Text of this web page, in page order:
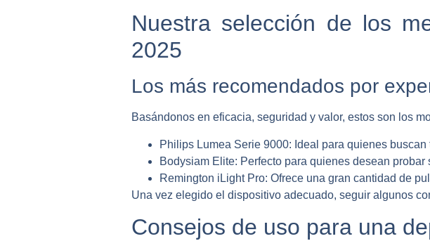
Nuestra selección de los
2025
Los más recomendados por
Basándonos en eficacia, seguridad y valor, estos son los
Philips Lumea Serie 9000: Ideal para quienes
Bodysiam Elite: Perfecto para quienes desean
Remington iLight Pro: Ofrece una gran cantidad de
Una vez elegido el dispositivo adecuado, seguir algunos
Consejos de uso para una